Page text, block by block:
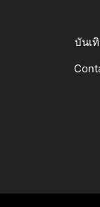
บันเ